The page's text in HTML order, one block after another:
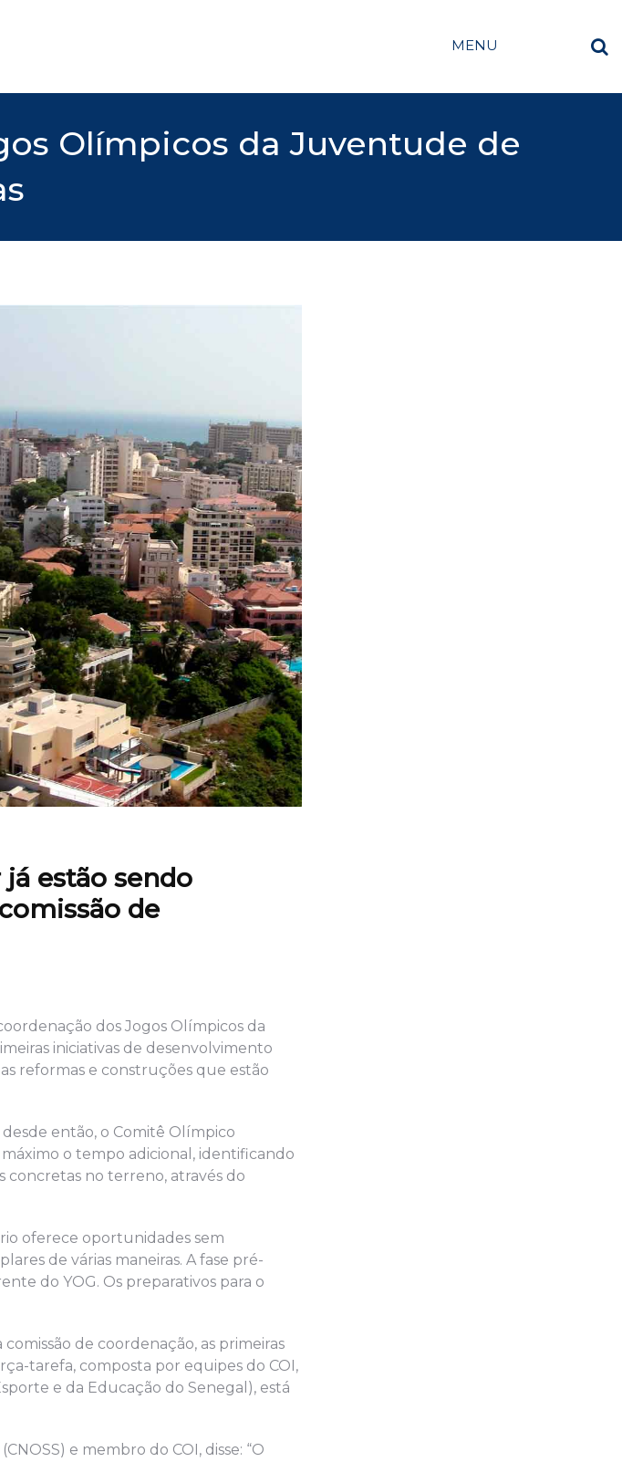
MENU
Olímpicos da Juventude de
estão sendo
de
dos Jogos Olímpicos da
iniciativas de desenvolvimento
reformas e construções que estão
então, o Comitê Olímpico
o tempo adicional, identificando
concretas no terreno, através do
oferece oportunidades sem
de várias maneiras. A fase pré-
do YOG. Os preparativos para o
de coordenação, as primeiras
tarefa, composta por equipes do COI,
e da Educação do Senegal), está
e membro do COI, disse: “O